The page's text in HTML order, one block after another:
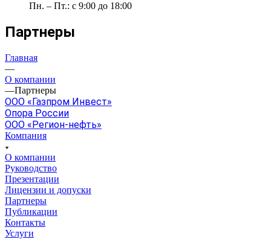
Пн. – Пт.: с 9:00 до 18:00
Партнеры
Главная
—
О компании
—Партнеры
ООО «Газпром Инвест»
Опора России
ООО «Регион-нефть»
Компания
О компании
Руководство
Презентации
Лицензии и допуски
Партнеры
Публикации
Контакты
Услуги